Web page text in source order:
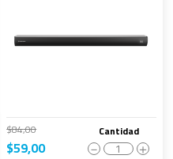
$84,00
$59,00
Cantidad
＋
－